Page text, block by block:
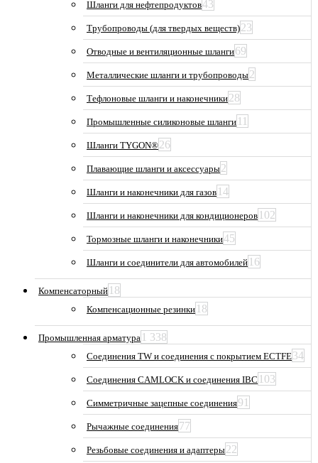
Шланги для нефтепродуктов43
Трубопроводы (для твердых веществ)23
Отводные и вентиляционные шланги69
Металлические шланги и трубопроводы2
Тефлоновые шланги и наконечники28
Промышленные силиконовые шланги 11
Шланги TYGON®26
Плавающие шланги и аксессуары2
Шланги и наконечники для газов 14
Шланги и наконечники для кондиционеров 102
Тормозные шланги и наконечники45
Шланги и соединители для автомобилей 16
Компенсаторный 18
Компенсационные резинки 18
Промышленная арматура 1 338
Соединения TW и соединения с покрытием ECTFE34
Соединения CAMLOCK и соединения IBC 103
Симметричные зацепные соединения91
Рычажные соединения77
Резьбовые соединения и адаптеры22